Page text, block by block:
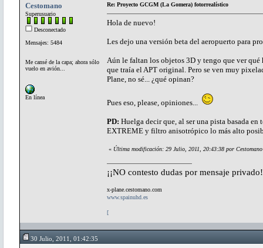
Cestomano
Superusuario
Desconectado
Mensajes: 5484
Me cansé de la capa; ahora sólo
vuelo en avión...
En línea
Re: Proyecto GCGM (La Gomera) fotorrealístico
Hola de nuevo!
Les dejo una versión beta del aeropuerto para
Aún le faltan los objetos 3D y tengo que ver qué
que traía el APT original. Pero se ven muy
Plane, no sé... ¿qué opinan?
Pues eso, please, opiniones...
PD: Huelga decir que, al ser una pista basada
EXTREME y filtro anisotrópico lo más alto
« Última modificación: 29 Julio, 2011, 20:43:38 por Cestomano
¡¡NO contesto dudas por mensaje
x-plane.cestomano.com
www.spainuhd.es
[
30 Julio, 2011, 01:42:35